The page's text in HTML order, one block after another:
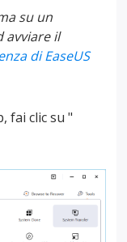
su un
avviare il
di EaseUS
fai clic su "